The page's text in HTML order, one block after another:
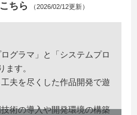
ちら （2026/02/12更新）
グラマ」と「システムプロ
ます。
夫を尽くした作品開発で遊
術の導入や開発環境の構築